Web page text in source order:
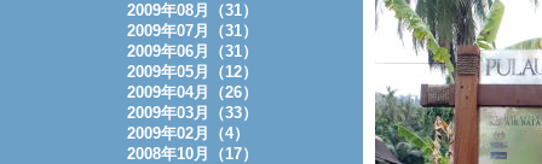
2009年08月（31）
2009年07月（31）
2009年06月（31）
2009年05月（12）
2009年04月（26）
2009年03月（33）
2009年02月（4）
2008年10月（17）